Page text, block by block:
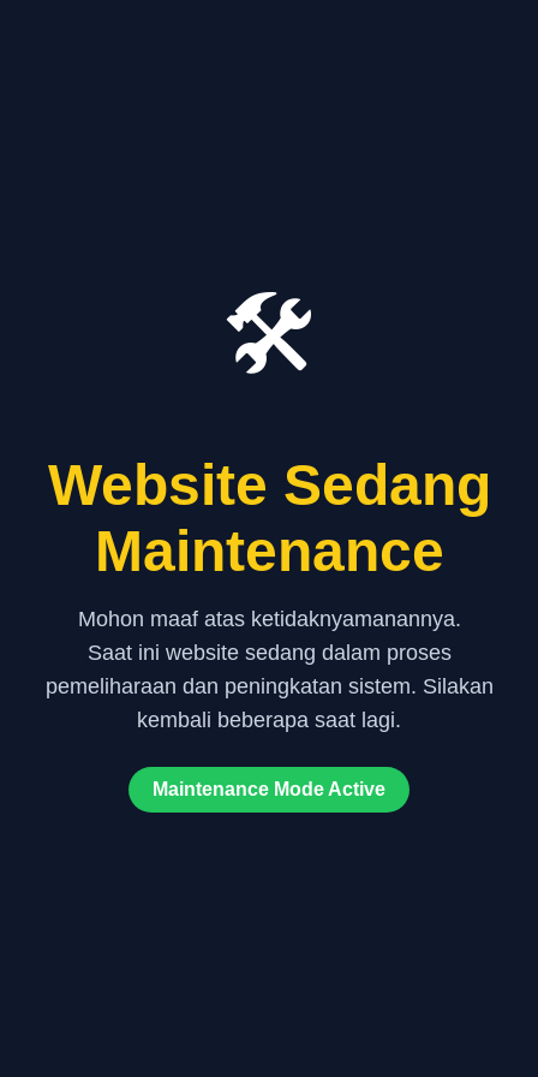
🛠️
Website Sedang
Maintenance
Mohon maaf atas ketidaknyamanannya.
Saat ini website sedang dalam proses
pemeliharaan dan peningkatan sistem. Silakan
kembali beberapa saat lagi.
Maintenance Mode Active